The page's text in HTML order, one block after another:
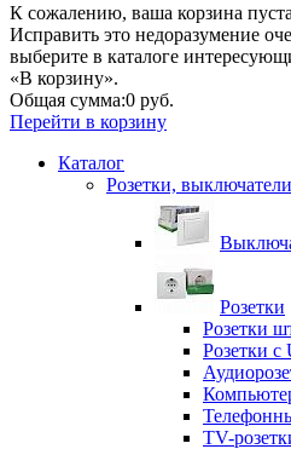
К сожалению, ваша корзина
Исправить это недоразумение
выберите в каталоге
«В корзину».
Общая сумма:0 руб.
Перейти в корзину
Каталог
Розетки, выключатели
Розетки
Розетки
Розетки с
TV-